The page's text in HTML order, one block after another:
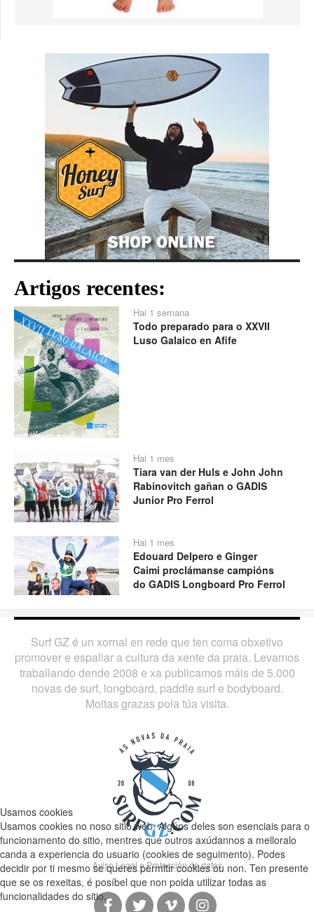
Artigos recentes:
Hai 1 semana
Todo preparado para o XXVII
Luso Galaico en Afife
Play
Hai 1 mes
Tiara van der Huls e John John
Rabinovitch gañan o GADIS
Junior Pro Ferrol
Play
Hai 1 mes
Edouard Delpero e Ginger
Caimi proclámanse campións
do GADIS Longboard Pro Ferrol
Surf GZ é un xornal en rede que ten coma obxetivo
promover e espallar a cultura da xente da praia. Levamos
traballando dende 2008 e xa publicamos máis de 5.000
novas de surf, longboard, paddle surf e bodyboard.
Moitas grazas pola túa visita.
Aviso Legal e Protección de datos
Usamos cookies
Usamos cookies no noso sitio web. Algúns deles son esenciais para o
funcionamento do sitio, mentres que outros axúdannos a melloralo
canda a experiencia do usuario (cookies de seguimento). Podes
decidir por ti mesmo se queres permitir cookies ou non. Ten presente
que se os rexeitas, é posíbel que non poida utilizar todas as
funcionalidades do sitio.